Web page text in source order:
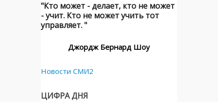
"Кто может - делает, кто не может
- учит. Кто не может учить тот
управляет. "
Джордж Бернард Шоу
Новости СМИ2
ЦИФРА ДНЯ